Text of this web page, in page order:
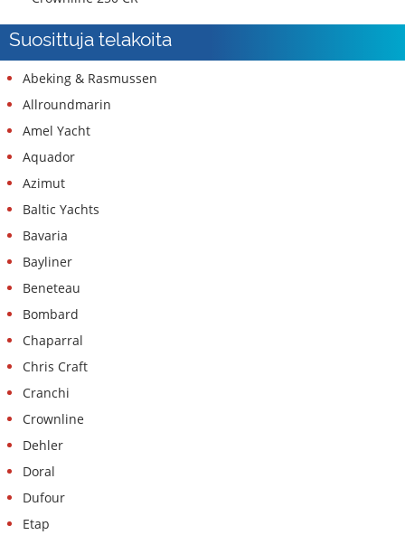
Suosittuja telakoita
Abeking & Rasmussen
Allroundmarin
Amel Yacht
Aquador
Azimut
Baltic Yachts
Bavaria
Bayliner
Beneteau
Bombard
Chaparral
Chris Craft
Cranchi
Crownline
Dehler
Doral
Dufour
Etap